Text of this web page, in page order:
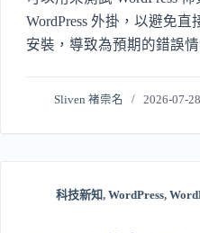
WordPress 外掛，以避免
安裝，導致為預期的錯誤情
Sliven 褚崇名 2026-07-28
科技新知, WordPress,